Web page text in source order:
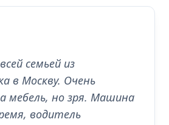
семьей из
в Москву. Очень
мебель, но зря. Машина
водитель